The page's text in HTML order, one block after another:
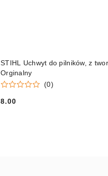
STIHL Uchwyt do pilników, z
Orginalny
(0)
Cena:
8.00